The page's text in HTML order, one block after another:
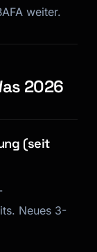
weiter.
2026
(seit
Neues 3-